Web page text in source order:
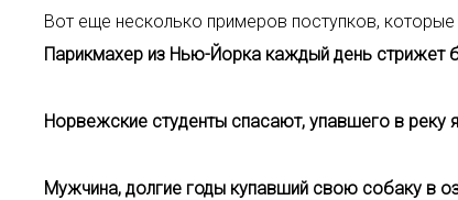
Вот еще несколько примеров поступков,
Парикмахер из Нью-Йорка каждый день стрижет
Норвежские студенты спасают, упавшего в реку
Мужчина, долгие годы купавший свою собаку в